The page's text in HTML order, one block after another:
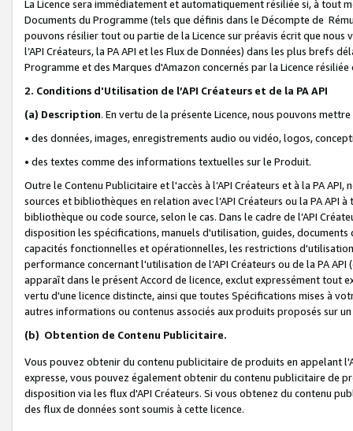
La Licence sera immédiatement et automatiquement résiliée si, à
Documents du Programme (tels que définis dans le Décompte de
pouvons résilier tout ou partie de la Licence sur préavis écrit que
l’API Créateurs, la PA API et les Flux de Données) dans les plus
Programme et des Marques d'Amazon concernés par la Licence
2. Conditions d'Utilisation de l’API Créateurs et de la PA API
(a) Description. En vertu de la présente Licence, nous pouvons
• des données, images, enregistrements audio ou vidéo, logos,
• des textes comme des informations textuelles sur le Produit.
Outre le Contenu Publicitaire et l'accès à l’API Créateurs et à la PA
sources et bibliothèques en relation avec l’API Créateurs ou la PA
bibliothèque ou code source, selon le cas. Dans le cadre de l’API
disposition les spécifications, manuels d'utilisation, guides,
capacités fonctionnelles et opérationnelles, les restrictions
performance concernant l'utilisation de l’API Créateurs ou de la PA
apparaît dans le présent Accord de licence, exclut expressément tout
vertu d'une licence distincte, ainsi que toutes Spécifications mises à
autres informations ou contenus associés aux produits proposés sur
(b) Obtention de Contenu Publicitaire.
Vous pouvez obtenir du contenu publicitaire de produits en appelant
expresse, vous pouvez également obtenir du contenu publicitaire de
disposition via les flux d'API Créateurs. Si vous obtenez du contenu
des flux de données sont soumis à cette licence.